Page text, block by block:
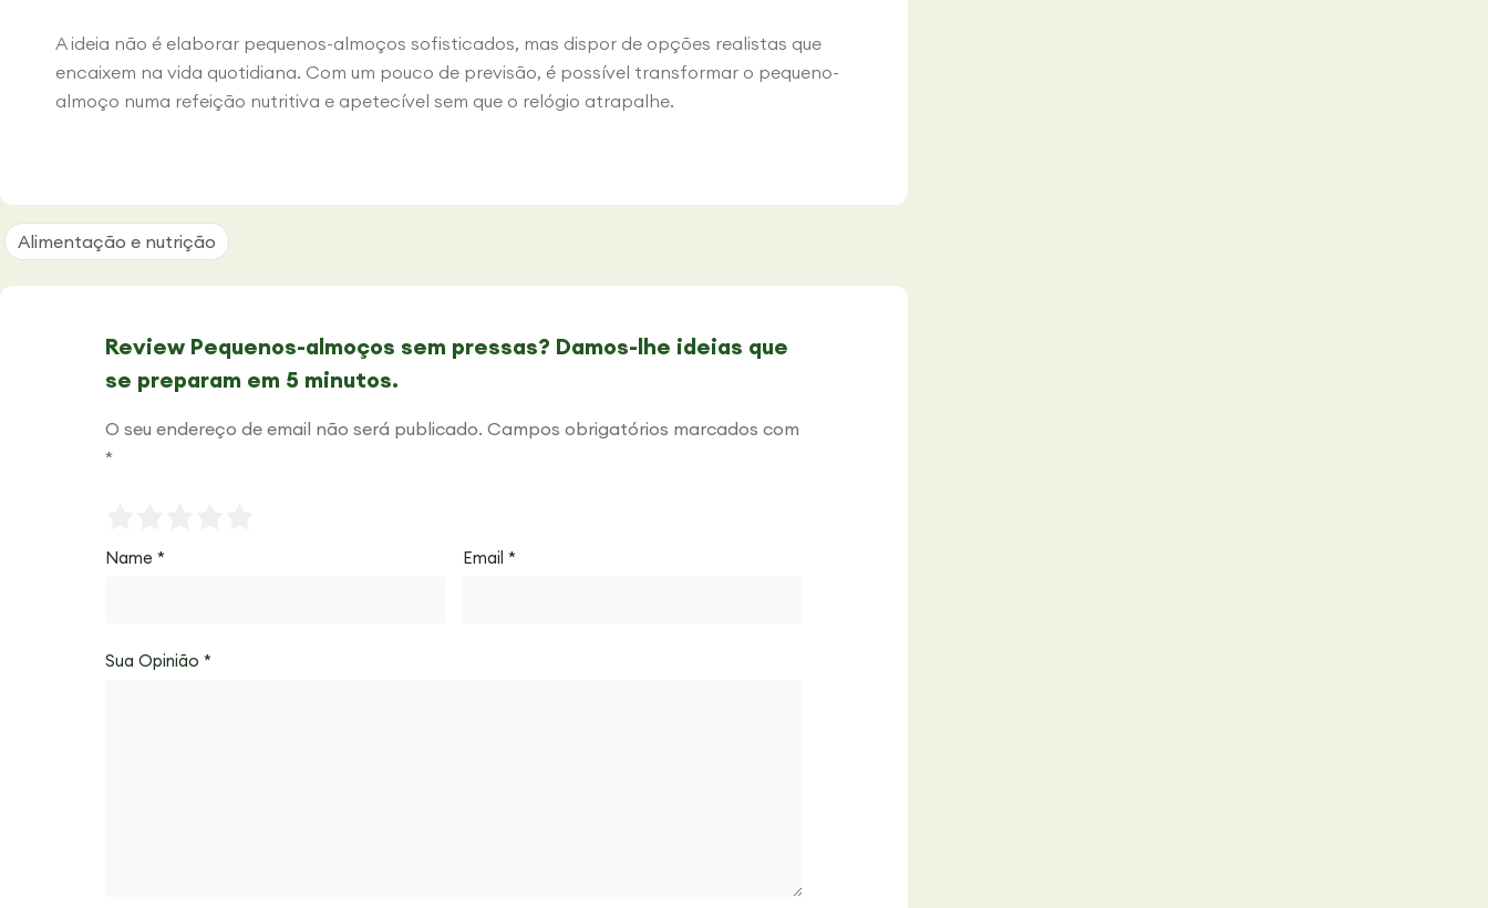
A ideia não é elaborar pequenos-almoços sofisticados, mas dispor de opções realistas que
encaixem na vida quotidiana. Com um pouco de previsão, é possível transformar o pequeno-
almoço numa refeição nutritiva e apetecível sem que o relógio atrapalhe.
Alimentação e nutrição
Review Pequenos-almoços sem pressas? Damos-lhe ideias que
se preparam em 5 minutos.
O seu endereço de email não será publicado. Campos obrigatórios marcados com
*
Name * Email *
Sua Opinião *